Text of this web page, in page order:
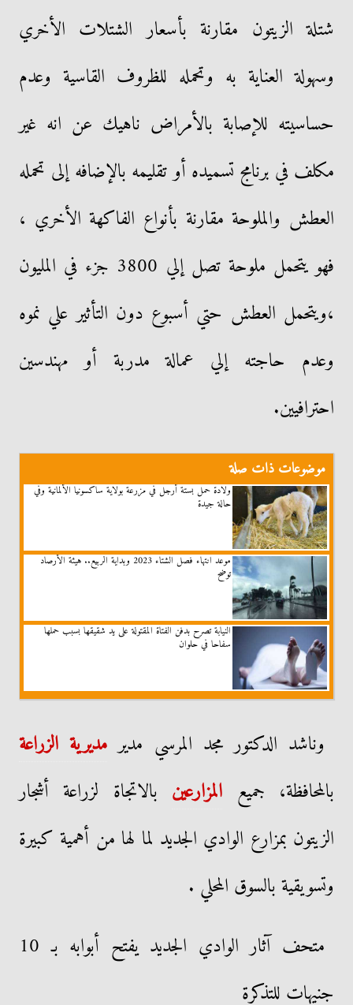
شتلة الزيتون مقارنة بأسعار الشتلات الأخري
وسهولة العناية به وتحمله للظروف القاسية وعدم
حساسيته للإصابة بالأمراض ناهيك عن انه غير
مكلف في برنامج تسميده أو تقليمه بالإضافه إلى تحمله
العطش والملوحة مقارنة بأنواع الفاكهة الأخري ،
فهو يتحمل ملوحة تصل إلي 3800 جزء في المليون
،ويتحمل العطش حتي أسبوع دون التأثير علي نموه
وعدم حاجته إلي عمالة مدربة أو مهندسين
احترافيين.
موضوعات ذات صلة
ولادة حمل بستة أرجل في مزرعة بولاية ساكسونيا الألمانية وفي
حالة جيدة
موعد انتهاء فصل الشتاء 2023 وبداية الربيع.. هيئة الأرصاد
توضح
النيابة تصرح بدفن الفتاة المقتولة على يد شقيقها بسبب حملها
سفاحا في حلوان
وناشد الدكتور مجد المرسي مدير مديرية الزراعة
بالمحافظة، جميع المزارعين بالاتجاة لزراعة أشجار
الزيتون بمزارع الوادي الجديد لما لها من أهمية كبيرة
وتسويقية بالسوق المحلي .
متحف آثار الوادي الجديد يفتح أبوابه بـ 10
جنيهات للتذكرة